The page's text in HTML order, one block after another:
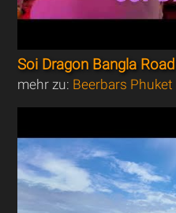
Soi Dragon Bangla Road
mehr zu: Beerbars Phuket